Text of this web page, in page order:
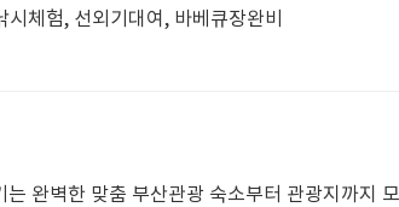
체험, 선외기대여, 바베큐장완비
완벽한 맞춤 부산관광 숙소부터 관광지까지 모